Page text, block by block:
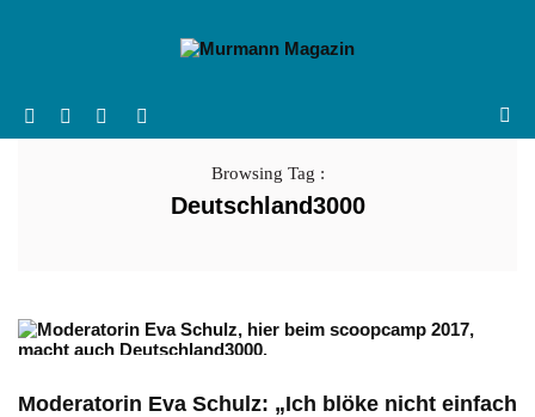
Browsing Tag :
Deutschland3000
Moderatorin Eva Schulz: „Ich blöke nicht einfach